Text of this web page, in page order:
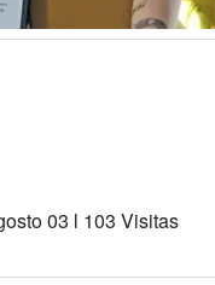
03 l 103 Visitas